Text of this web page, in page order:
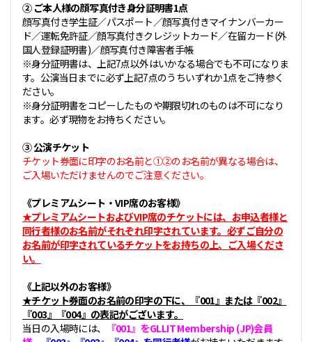
② ご本人様の顔写真付き身分証明書1点
顔写真付き学生証／パスポート／顔写真付きマイナンバーカー
ド／運転免許証／顔写真付きクレジットカード／在留カード(外
国人登録証明書)／顔写真付き障害者手帳
※身分証明書は、上記7点以外はいかなる場合でも不可になりま
す。公演当日までに必ず上記7点のうちいずれか1点をご持参く
ださい。
※身分証明書をコピーしたものや期限切れのものは不可になり
ます。必ず現物をお持ちください。
③ 公演チケット
チケット券面に印字のお名前と①②のお名前が異なる場合は、
ご入場いただけませんのでご注意ください。
《プレミアムシート・VIP席のお客様》
★プレミアムシートおよびVIP席のチケットには、お申込者様と
同行者様のお名前がそれぞれ印字されています。必ずご自分の
お名前が印字されているチケットをお持ちの上、ご入場くださ
い。
《上記以外のお客様》
★チケット券面のお名前の印字の下に、『001』または『002』
『003』『004』の表記がございます。
当日の入場時には、
『001』をGLLIT Membership (JP)会員